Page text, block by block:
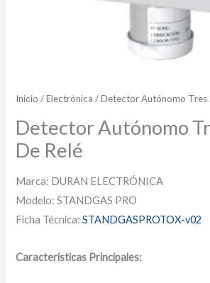
Inicio /Electrónica / Detector Autónomo Tres
Detector Autónomo
De Relé
Marca: DURAN ELECTRÓNICA
Modelo: STANDGAS PRO
Ficha Técnica:STANDGASPROTOX-v02
Características Principales: